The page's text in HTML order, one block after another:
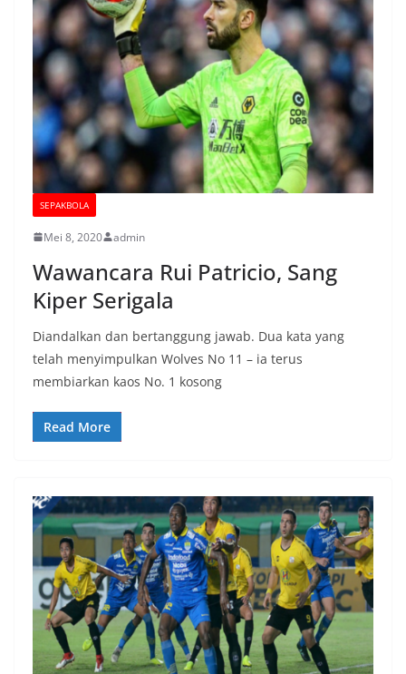
SEPAKBOLA
Mei 8, 2020 admin
Wawancara Rui Patricio, Sang
Kiper Serigala
Diandalkan dan bertanggung jawab. Dua kata yang
telah menyimpulkan Wolves No 11 – ia terus
membiarkan kaos No. 1 kosong
Read More